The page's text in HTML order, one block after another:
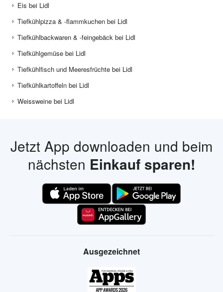
Eis bei Lidl
Tiefkühlpizza & -flammkuchen bei Lidl
Tiefkühlbackwaren & -feingebäck bei Lidl
Tiefkühlgemüse bei Lidl
Tiefkühlfisch und Meeresfrüchte bei Lidl
Tiefkühlkartoffeln bei Lidl
Weissweine bei Lidl
Jetzt App downloaden und beim
nächsten Einkauf sparen!
Ausgezeichnet